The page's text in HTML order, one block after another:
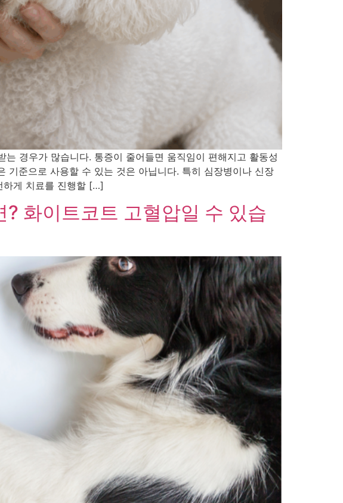
경우가 많습니다. 통증이 줄어들면 움직임이 편해지고 활동성
기준으로 사용할 수 있는 것은 아닙니다. 특히 심장병이나 신장
하게 치료를 진행할 […]
화이트코트 고혈압일 수 있습